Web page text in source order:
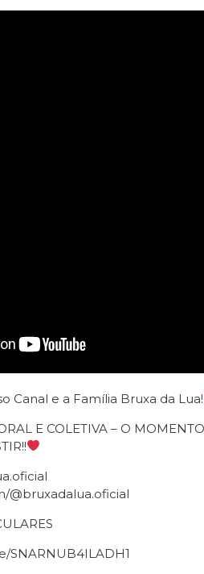
Canal e a Família Bruxa da Lua!
E COLETIVA – O
@bruxadalua.oficial
SNARNUB4ILADH1